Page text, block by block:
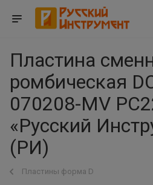
Пластина
ромбическая
070208-MV
«Русский
(РИ)
Пластины форма D